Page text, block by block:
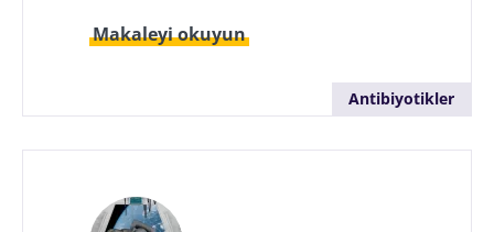
Makaleyi okuyun
Antibiyotikler